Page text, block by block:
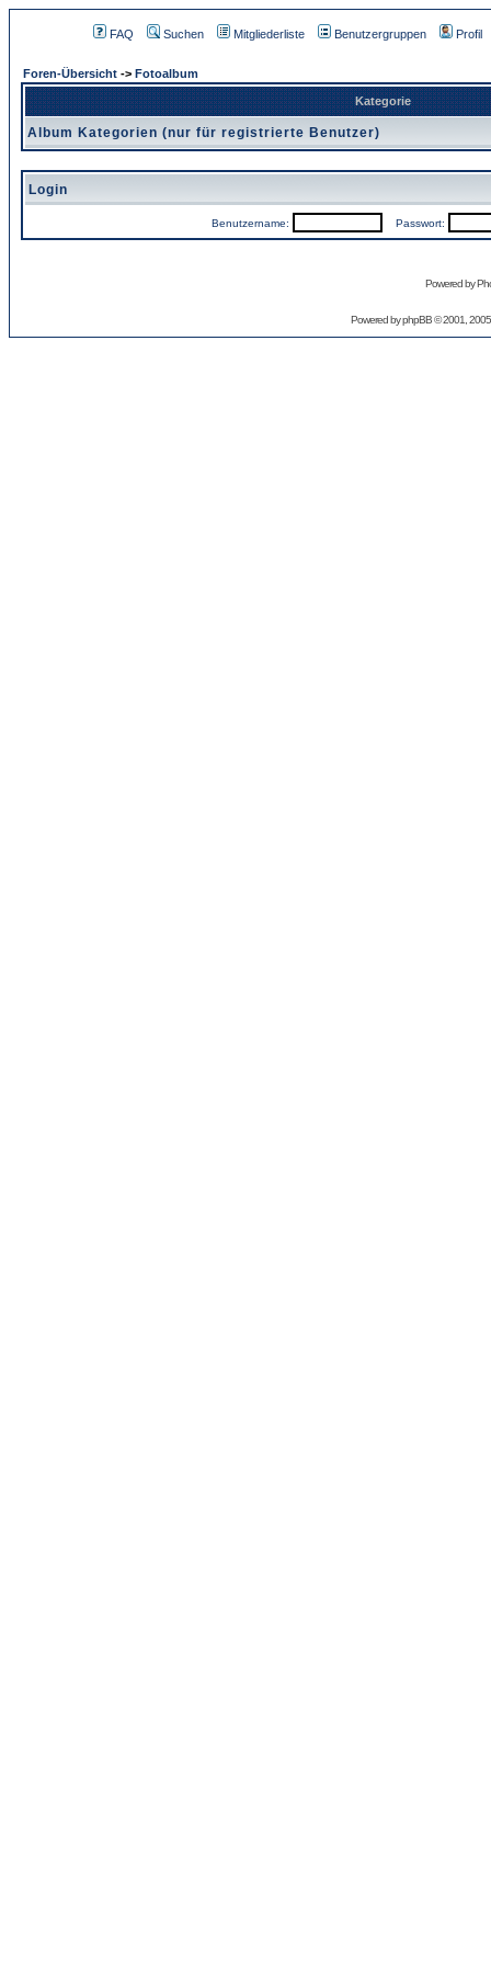
FAQ Suchen Mitgliederliste Benutzergruppen Profil
Foren-Übersicht -> Fotoalbum
Kategorie
Album Kategorien (nur für registrierte Benutzer)
Login
Benutzername: Passwort:
Powered by
Powered byphpBB© 2001,